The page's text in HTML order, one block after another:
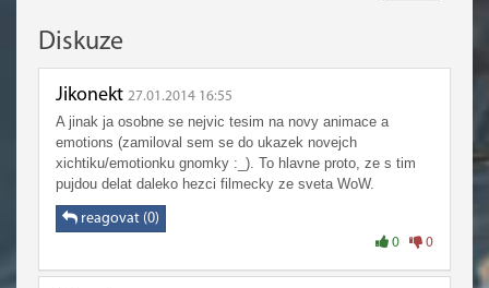
Diskuze
Jikonekt 27.01.2014 16:55
A jinak ja osobne se nejvic tesim na novy animace a
emotions (zamiloval sem se do ukazek novejch
xichtiku/emotionku gnomky :_). To hlavne proto, ze s tim
pujdou delat daleko hezci filmecky ze sveta WoW.
reagovat (0)
0 0